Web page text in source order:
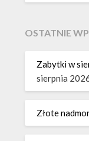
OSTATNIE
Zabytki w
sierpnia
Złote